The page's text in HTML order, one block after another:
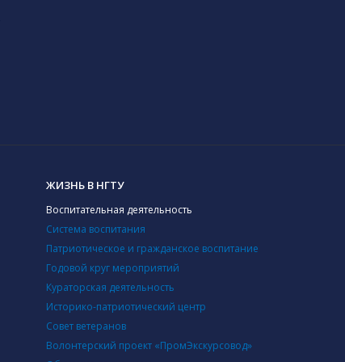
ЖИЗНЬ В НГТУ
Воспитательная деятельность
Система воспитания
Патриотическое и гражданское воспитание
Годовой круг мероприятий
Кураторская деятельность
Историко-патриотический центр
Совет ветеранов
Волонтерский проект «ПромЭкскурсовод»